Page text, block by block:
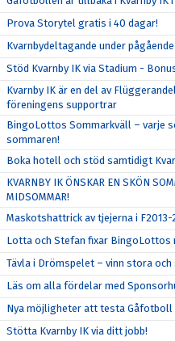
Prova Storytel gratis i 40 dagar!
Kvarnbydeltagande under
Stöd Kvarnby IK via Stadium -
Kvarnby IK är en del av
föreningens supportrar
BingoLottos Sommarkväll – varje
sommaren!
Boka hotell och stöd samtidigt
KVARNBY IK ÖNSKAR EN SKÖN
MIDSOMMAR!
Maskotshattrick av tjejerna i F2013-
Lotta och Stefan fixar BingoLottos
Tävla i Drömspelet – vinn stora
Läs om alla fördelar med
Nya möjligheter att testa Gåfotboll
Stötta Kvarnby IK via ditt jobb!